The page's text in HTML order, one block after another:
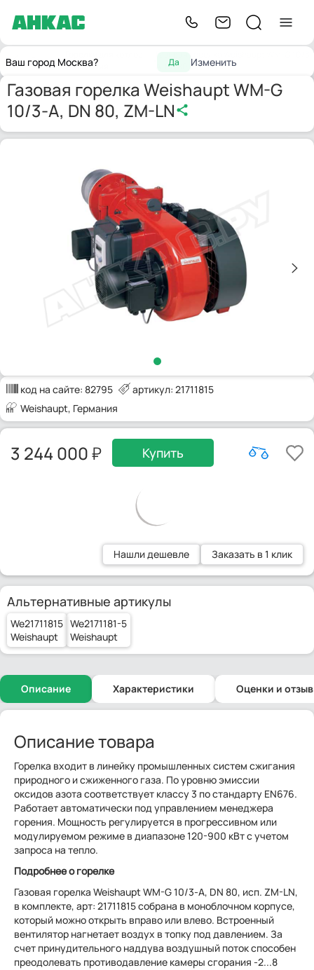
Ваш город Москва? Да Изменить
Главнаяотопления
A, DN 80, ZM-LN
Газовая горелка Weishaupt WM-G
10/3-A, DN 80, ZM-LN
код на сайте: 82795
артикул: 21711815
Weishaupt, Германия
3 244 000 Купить
Нашли дешевле Заказать в 1 клик
Альтернативные артикулы
We21711815
Weishaupt
We2171181-5
Weishaupt
Описание Характеристики Оценки и
Описание товара
Горелка входит в линейку промышленных систем сжигания
природного и сжиженного газа. По уровню эмиссии
оксидов азота соответствует классу 3 по стандарту EN676.
Работает автоматически под управлением менеджера
горения. Мощность регулируется в прогрессивном или
модулируемом режиме в диапазоне 120-900 кВт с учетом
запроса на тепло.
Подробнее о горелке
Газовая горелка Weishaupt WM-G 10/3-A, DN 80, исп. ZM-LN,
в комплекте, арт: 21711815 собрана в моноблочном корпусе,
который можно открыть вправо или влево. Встроенный
вентилятор нагнетает воздух в топку под давлением. За
счет принудительного наддува воздушный поток способен
преодолевать противодавление камеры сгорания -2...8